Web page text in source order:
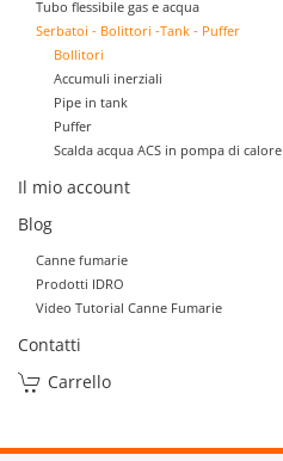
Tubo flessibile gas e acqua
Serbatoi - Bolittori -Tank - Puffer
Bollitori
Accumuli inerziali
Pipe in tank
Puffer
Scalda acqua ACS in pompa di calore
Il mio account
Blog
Canne fumarie
Prodotti IDRO
Video Tutorial Canne Fumarie
Contatti
Carrello